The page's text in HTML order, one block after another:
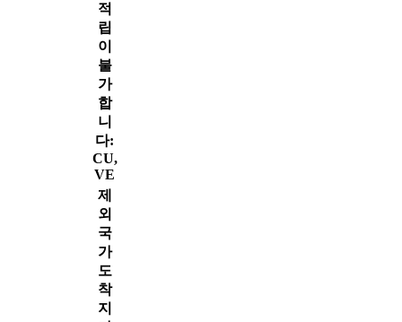
적
립
이
불
가
합
니
다:
CU,
VE
제
외
국
가
도
착
지